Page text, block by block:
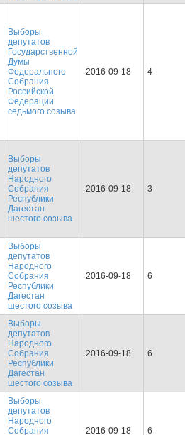
Выборы
депутатов
Государственной
Думы
Федерального
Собрания
Российской
Федерации
седьмого созыва
2016-09-18 4
Выборы
депутатов
Народного
Собрания
Республики
Дагестан
шестого созыва
2016-09-18 3
Выборы
депутатов
Народного
Собрания
Республики
Дагестан
шестого созыва
2016-09-18 6
Выборы
депутатов
Народного
Собрания
Республики
Дагестан
шестого созыва
2016-09-18 6
Выборы
депутатов
Народного
Собрания
2016-09-18 6